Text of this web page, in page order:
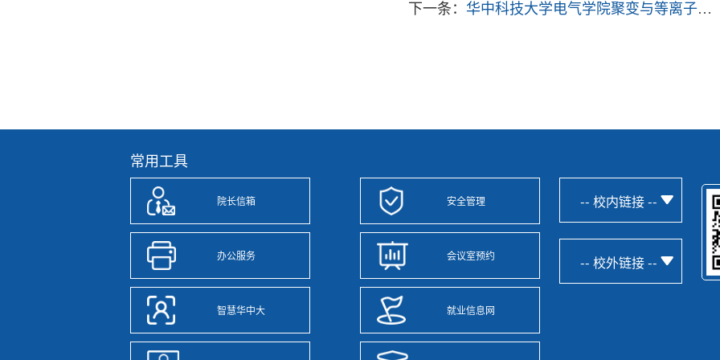
下一条： 华中科技大学电气学院聚变与等离子体研究所陈忠勇教授荣获PST优秀编委奖，王能超副研究员获年度优秀论文奖
常用工具
院长信箱 安全管理
办公服务 会议室预约
智慧华中大 就业信息网
-- 校内链接 --
-- 校外链接 --